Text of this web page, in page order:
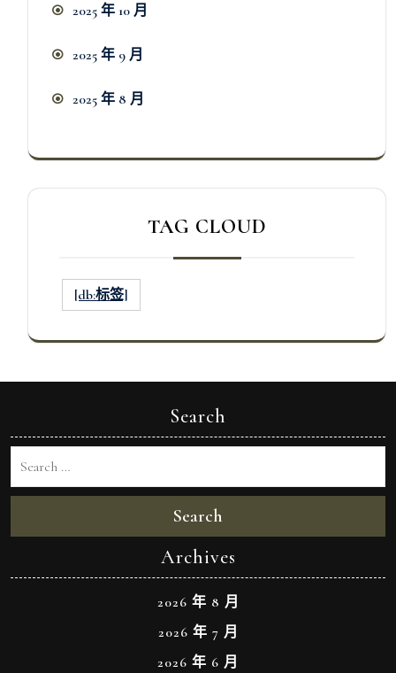
2025 年 10 月
2025 年 9 月
2025 年 8 月
TAG CLOUD
[db:标签]
Search
Search
Archives
2026 年 8 月
2026 年 7 月
2026 年 6 月